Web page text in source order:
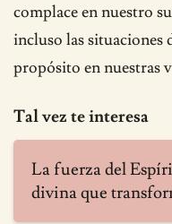
complace en nuestro
incluso las situaciones
propósito en nuestras
Tal vez te interesa
La fuerza del
divina que